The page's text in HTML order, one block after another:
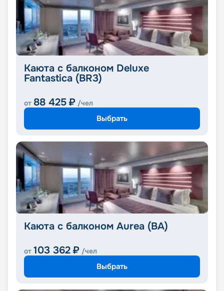
Каюта с балконом Deluxe
Fantastica (BR3)
от 88 425 ₽ /чел
Выбрать
Каюта с балконом Aurea (BA)
от 103 362 ₽ /чел
Выбрать